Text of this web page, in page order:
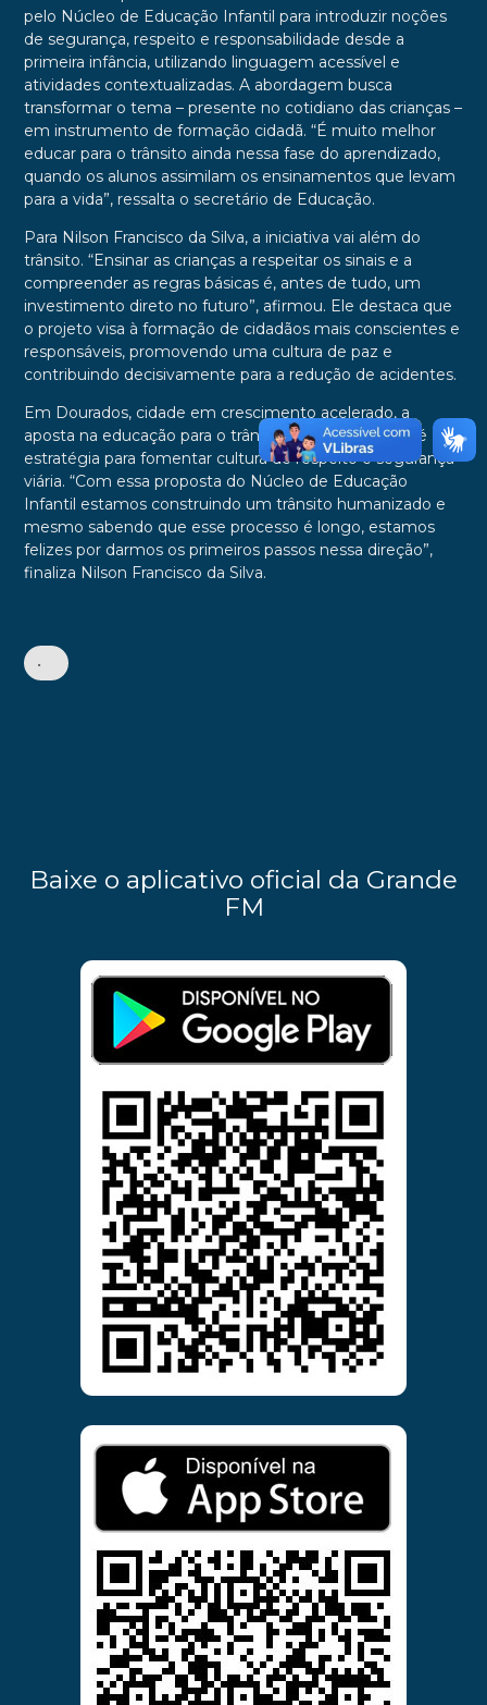
pelo Núcleo de Educação Infantil para introduzir noções
de segurança, respeito e responsabilidade desde a
primeira infância, utilizando linguagem acessível e
atividades contextualizadas. A abordagem busca
transformar o tema – presente no cotidiano das crianças –
em instrumento de formação cidadã. “É muito melhor
educar para o trânsito ainda nessa fase do aprendizado,
quando os alunos assimilam os ensinamentos que levam
para a vida”, ressalta o secretário de Educação.
Para Nilson Francisco da Silva, a iniciativa vai além do
trânsito. “Ensinar as crianças a respeitar os sinais e a
compreender as regras básicas é, antes de tudo, um
investimento direto no futuro”, afirmou. Ele destaca que
o projeto visa à formação de cidadãos mais conscientes e
responsáveis, promovendo uma cultura de paz e
contribuindo decisivamente para a redução de acidentes.
Em Dourados, cidade em crescimento acelerado, a
aposta na educação para o trânsito desde a infância é
estratégia para fomentar cultura de respeito e segurança
viária. “Com essa proposta do Núcleo de Educação
Infantil estamos construindo um trânsito humanizado e
mesmo sabendo que esse processo é longo, estamos
felizes por darmos os primeiros passos nessa direção”,
finaliza Nilson Francisco da Silva.
•
Baixe o aplicativo oficial da Grande
FM